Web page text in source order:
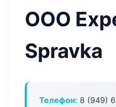
ООО
Spravka
Телефон: 8 (949)